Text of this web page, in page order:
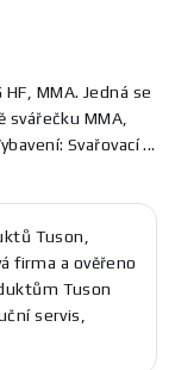
MMA. Jedná se
MMA,
Svařovací ...
Tuson,
firma a ověřeno
Tuson
servis,